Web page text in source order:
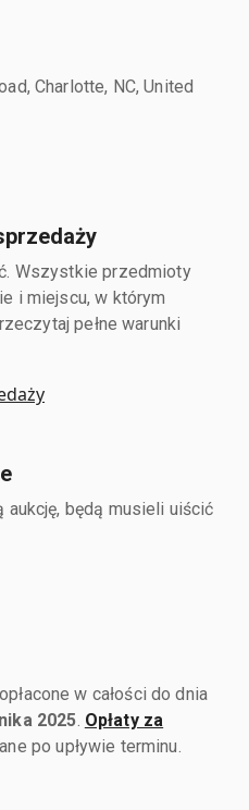
Charlotte, NC, United
Wszystkie przedmioty
i miejscu, w którym
pełne warunki
aukcję, będą musieli uiścić
w całości do dnia
2025 Opłaty za
po upływie terminu.